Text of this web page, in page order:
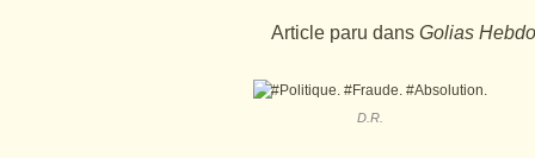
Article paru dans Golias Hebdo
D.R.